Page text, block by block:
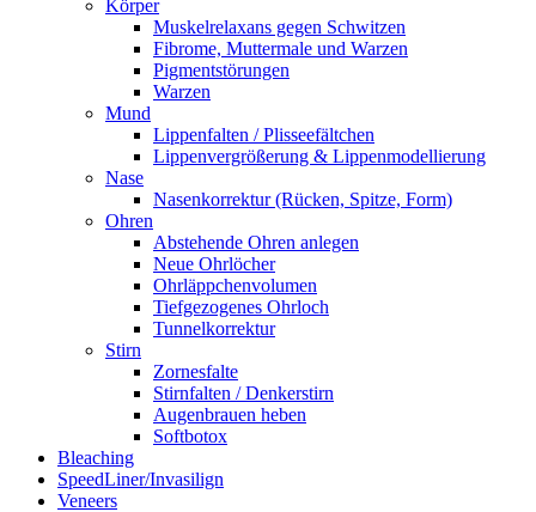
Körper
Muskelrelaxans gegen Schwitzen
Fibrome, Muttermale und Warzen
Pigmentstörungen
Warzen
Mund
Lippenfalten / Plisseefältchen
Lippenvergrößerung & Lippenmodellierung
Nase
Nasenkorrektur (Rücken, Spitze, Form)
Ohren
Abstehende Ohren anlegen
Neue Ohrlöcher
Ohrläppchenvolumen
Tiefgezogenes Ohrloch
Tunnelkorrektur
Stirn
Zornesfalte
Stirnfalten / Denkerstirn
Augenbrauen heben
Softbotox
Bleaching
SpeedLiner/Invasilign
Veneers